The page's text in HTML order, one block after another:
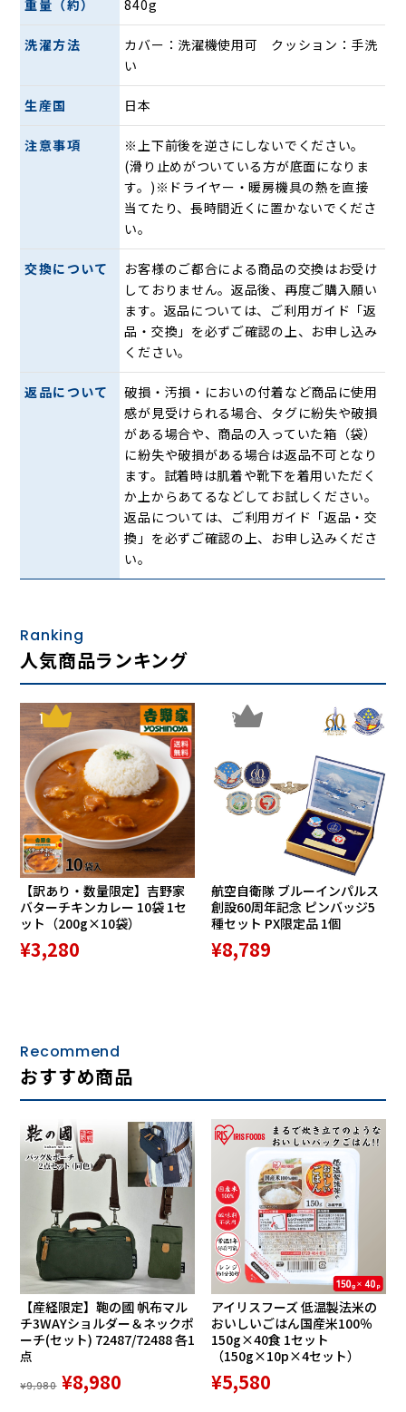
■仙骨の支え
座るとクッション後部のハード面が背骨の土台となる仙骨を
後ろから押さえるように支えます。
ソフト面が坐骨を受け止め、お尻全体を包むように支えま
す。
■前ズレ防止アンカー
■膝裏の圧迫防止
膝裏は圧迫を防ぐようにソフトな面で構成しています。
p!nto SQUARE製作者「野村寿子」
重量（約） 840g
洗濯方法
カバー：洗濯機使用可 クッション：手洗
い
生産国 日本
注意事項
※上下前後を逆さにしないでください。
(滑り止めがついている方が底面になりま
す。)※ドライヤー・暖房機具の熱を直接
当てたり、長時間近くに置かないでくださ
い。
交換について
お客様のご都合による商品の交換はお受け
しておりません。返品後、再度ご購入願い
ます。返品については、ご利用ガイド「返
品・交換」を必ずご確認の上、お申し込み
ください。
返品について
破損・汚損・においの付着など商品に使用
感が見受けられる場合、タグに紛失や破損
がある場合や、商品の入っていた箱（袋）
に紛失や破損がある場合は返品不可となり
ます。試着時は肌着や靴下を着用いただく
か上からあてるなどしてお試しください。
返品については、ご利用ガイド「返品・交
換」を必ずご確認の上、お申し込みくださ
い。
Ranking
人気商品ランキング
1
【訳あり・数量限定】吉野家
バターチキンカレー 10袋 1セ
ット（200g×10袋）
¥3,280
2
航空自衛隊 ブルーインパルス
創設60周年記念 ピンバッジ5
種セット PX限定品 1個
¥8,789
Recommend
おすすめ商品
【産経限定】鞄の國 帆布マル
チ3WAYショルダー＆ネックポ
ーチ(セット) 72487/72488 各1
点
¥9,980 ¥8,980
アイリスフーズ 低温製法米の
おいしいごはん国産米100％
150g×40食 1セット
（150g×10p×4セット）
¥5,580